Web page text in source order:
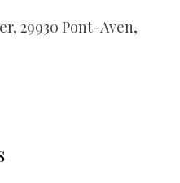
29930 Pont-Aven,